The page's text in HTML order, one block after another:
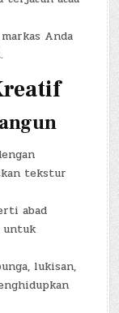
Anda
tekstur
abad
untuk
lukisan,